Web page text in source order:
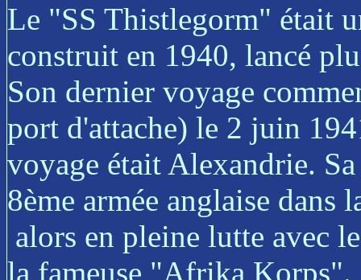
Le "SS Thistlegorm" était
construit en 1940, lancé
Son dernier voyage
port d'attache) le 2 juin
voyage était Alexandrie.
8ème armée anglaise dans
alors en pleine lutte avec
la fameuse "Afrika Korps".